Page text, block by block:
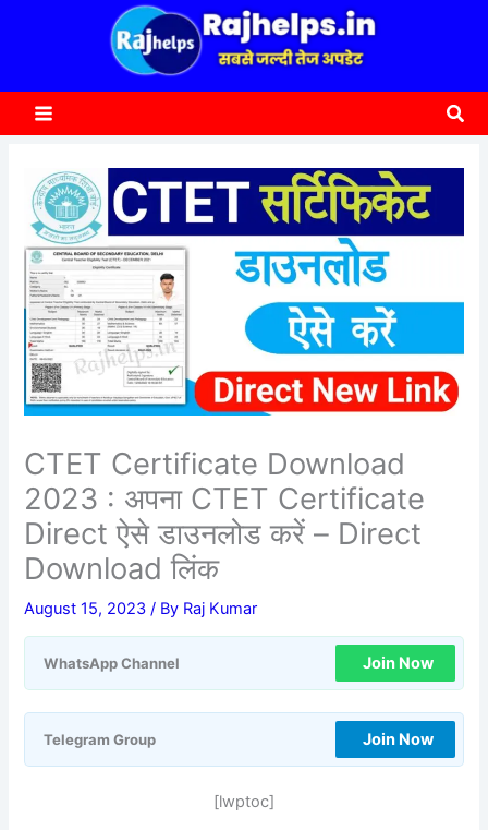
CTET Certificate Download
2023 : अपना CTET Certificate
Direct ऐसे डाउनलोड करें – Direct
Download लिंक
August 15, 2023/ By Raj Kumar
WhatsApp Channel Join Now
Telegram Group Join Now
[lwptoc]
c